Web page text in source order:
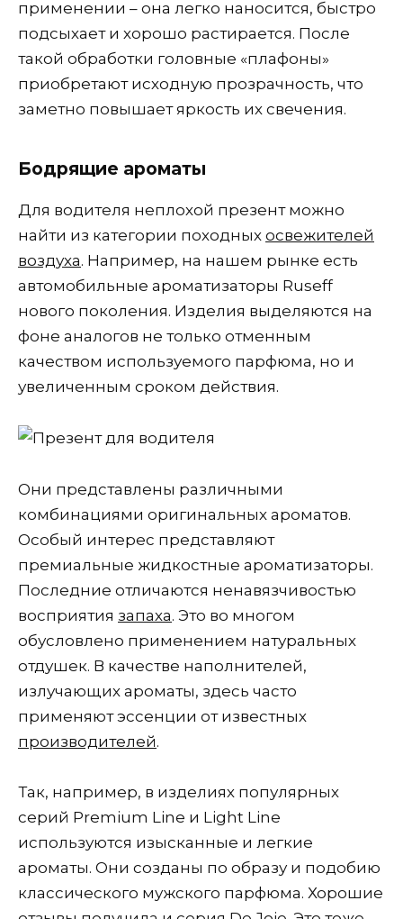
применении – она легко наносится, быстро
подсыхает и хорошо растирается. После
такой обработки головные «плафоны»
приобретают исходную прозрачность, что
заметно повышает яркость их свечения.
Бодрящие ароматы
Для водителя неплохой презент можно
найти из категории походных освежителей
воздуха. Например, на нашем рынке есть
автомобильные ароматизаторы Ruseff
нового поколения. Изделия выделяются на
фоне аналогов не только отменным
качеством используемого парфюма, но и
увеличенным сроком действия.
Они представлены различными
комбинациями оригинальных ароматов.
Особый интерес представляют
премиальные жидкостные ароматизаторы.
Последние отличаются ненавязчивостью
восприятия запаха. Это во многом
обусловлено применением натуральных
отдушек. В качестве наполнителей,
излучающих ароматы, здесь часто
применяют эссенции от известных
производителей.
Так, например, в изделиях популярных
серий Premium Line и Light Line
используются изысканные и легкие
ароматы. Они созданы по образу и подобию
классического мужского парфюма. Хорошие